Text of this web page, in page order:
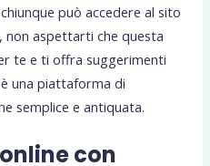
può accedere al sito
non aspettarti che questa
te e ti offra suggerimenti
una piattaforma di
semplice e antiquata.
con